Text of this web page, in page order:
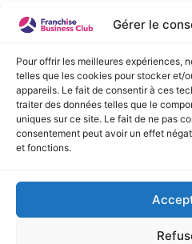
Gérer le
Pour offrir les meilleures expériences,
telles que les cookies pour stocker et/
appareils. Le fait de consentir à ces
traiter des données telles que le
uniques sur ce site. Le fait de ne pas
consentement peut avoir un effet
et fonctions.
Aucune
actuellement !
Vidéo de Présentation
Aucune vidéo disponible.